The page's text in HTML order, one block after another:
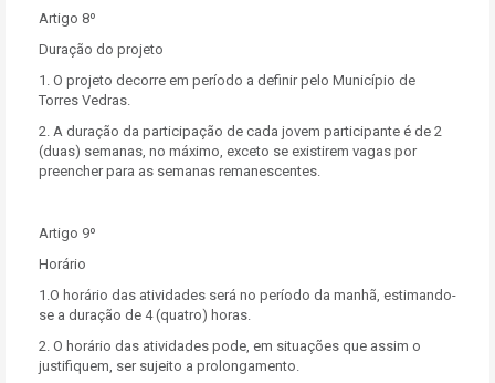
Artigo 8º
Duração do projeto
1. O projeto decorre em período a definir pelo Município de
Torres Vedras.
2. A duração da participação de cada jovem participante é de 2
(duas) semanas, no máximo, exceto se existirem vagas por
preencher para as semanas remanescentes.
Artigo 9º
Horário
1.O horário das atividades será no período da manhã, estimando-
se a duração de 4 (quatro) horas.
2. O horário das atividades pode, em situações que assim o
justifiquem, ser sujeito a prolongamento.